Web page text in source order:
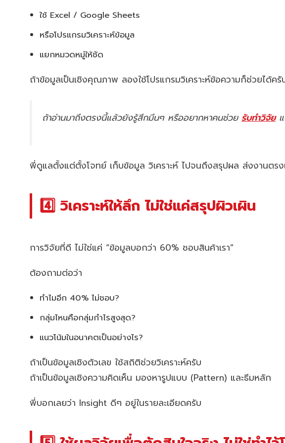
ใช้ Excel / Google Sheets
หรือโปรแกรมวิเคราะห์ข้อมูล
แยกหมวดหมู่ให้ชัด
ถ้าข้อมูลเป็นเชิงคุณภาพ ลองใช้โปรแกรมวิเคราะห์ข้อความก็ช่วยได้ครั
ถ้าอ่านมาถึงตรงนี้แล้วยังรู้สึกมึนๆ หรืออยากหาคนช่วย รับทำวิจัยแ
พี่ดูแลตั้งแต่ตั้งโจทย์ เก็บข้อมูล วิเคราะห์ ไปจนถึงสรุปผล ส่งงานตรง
4️⃣ วิเคราะห์ให้ลึก ไม่ใช่แค่สรุปผิวเผิน
การวิจัยที่ดี ไม่ใช่แค่ “ข้อมูลบอกว่า 60% ชอบสินค้าเรา”
ต้องถามต่อว่า
ทำไมอีก 40% ไม่ชอบ?
กลุ่มไหนคือกลุ่มกำไรสูงสุด?
แนวโน้มในอนาคตเป็นอย่างไร?
ถ้าเป็นข้อมูลเชิงตัวเลข ใช้สถิติช่วยวิเคราะห์ครับ
ถ้าเป็นข้อมูลเชิงความคิดเห็น มองหารูปแบบ (Pattern) และธีมหลัก
พี่บอกเลยว่า Insight ดีๆ อยู่ในรายละเอียดครับ